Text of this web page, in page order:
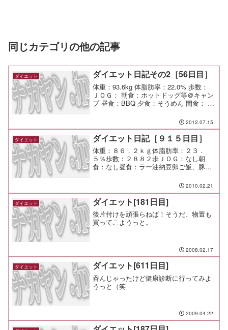
同じカテゴリの他の記事
ダイエット ダイエット日記その2［56日目］
体重：93.6kg 体脂肪率：22.0% 歩数：
ＪＯＧ： 朝食：ホットドッグ等＠キャン
プ 昼食：BBQ 夕食：そうめん 間食： メ
2012.07.15
ダイエット ダイエット日記［９１５日目］
体重：８６．２ｋｇ体脂肪率：２３．
５％歩数：２８８２歩ＪＯＧ：なし朝
食：なし昼食：ラー油納豆卵ご飯、豚汁
2010.02.21
ダイエット ダイエット[181日目]
後片付けを頑張らねば！そうだ、物置も
買ってこようっと。
2008.02.17
ダイエット ダイエット[611日目]
呑んじゃったけど健康診断に行ってみよ
うっと（笑
2009.04.22